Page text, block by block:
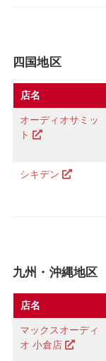
四国地区
店名
オーディオサミッ
ト
シキデン
九州・沖縄地区
店名
マックスオーディ
オ 小倉店